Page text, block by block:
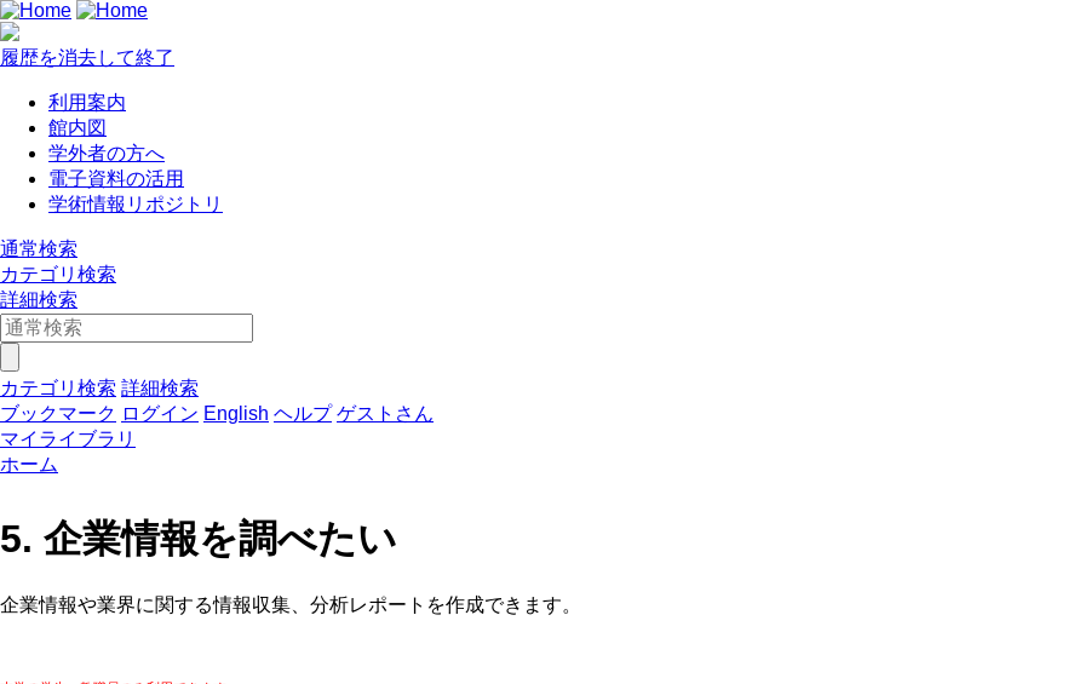
履歴を消去して終了
利用案内
館内図
学外者の方へ
電子資料の活用
学術情報リポジトリ
通常検索
カテゴリ検索
詳細検索
カテゴリ検索 詳細検索
ブックマーク ログイン English ヘルプ ゲストさん
マイライブラリ
ホーム
5. 企業情報を調べたい
企業情報や業界に関する情報収集、分析レポートを作成できます。